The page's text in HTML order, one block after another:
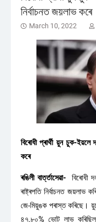
নিৰ্বাচনত জয়লাভ কৰে
March 10, 2022
বিৰোধী প্ৰাৰ্থী য়ুন চুক-ইয়লে
কৰে
ৰঙিলী বাৰ্ত্তাসেৱা-বিৰোধী
ৰাষ্ট্ৰপতি নিৰ্বাচনত জয়লাভ
জে-মিয়ুঙক পৰাস্ত কৰিছে।
৪৭.৮০% ভোট লাভ